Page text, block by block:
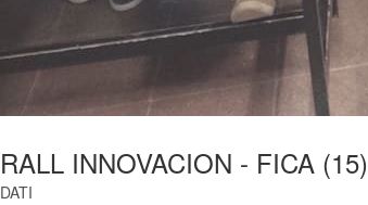
RALL INNOVACION - FICA (15)
DATI